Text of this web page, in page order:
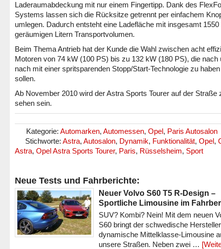
Laderaumabdeckung mit nur einem Fingertipp. Dank des
Systems lassen sich die Rücksitze getrennt per einfachem
umlegen. Dadurch entsteht eine Ladefläche mit insgesamt 1550
geräumigen Litern Transportvolumen.
Beim Thema Antrieb hat der Kunde die Wahl zwischen acht
Motoren von 74 kW (100 PS) bis zu 132 kW (180 PS), die nach
nach mit einer spritsparenden Stopp/Start-Technologie zu
sollen.
Ab November 2010 wird der Astra Sports Tourer auf der Straße
sehen sein.
Kategorie: Automarken, Automessen, Opel, Paris Autosalon
Stichworte: Astra, Autosalon, Dynamik, Funktionalität, Opel,
Astra, Opel Astra Sports Tourer, Paris, Rüsselsheim, Sport
Neue Tests und Fahrberichte:
Neuer Volvo S60 T5 R-Design –
Sportliche Limousine im
SUV? Kombi? Nein! Mit dem neuen
S60 bringt der schwedische
dynamische Mittelklasse-Limousine
unsere Straßen. Neben zwei …